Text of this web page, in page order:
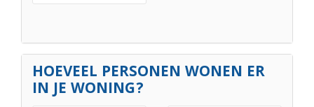
HOEVEEL PERSONEN WONEN ER
IN JE WONING?